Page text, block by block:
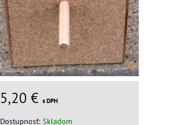
5,20 €s DPH
Dostupnosť: Skladom